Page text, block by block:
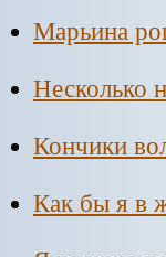
Марьина
Несколько
Кончики
Как бы я в